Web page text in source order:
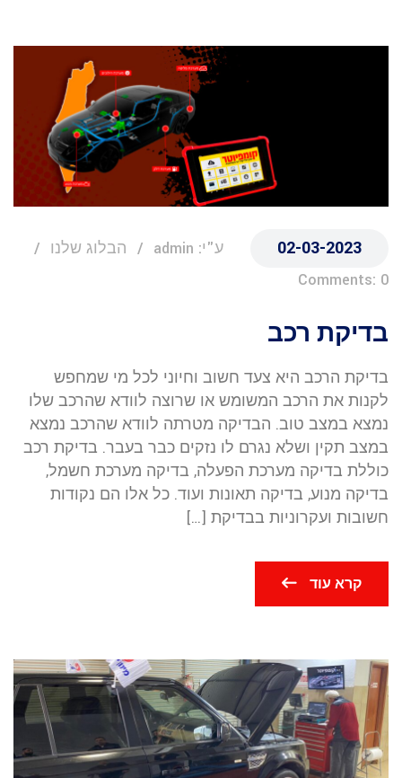
02-03-2023 ע"י: admin
הבלוג שלנו
Comments: 0
בדיקת רכב
בדיקת הרכב היא צעד חשוב וחיוני לכל מי שמחפש
לקנות את הרכב המשומש או שרוצה לוודא שהרכב שלו
נמצא במצב טוב. הבדיקה מטרתה לוודא שהרכב נמצא
במצב תקין ושלא נגרם לו נזקים כבר בעבר. בדיקת רכב
כוללת בדיקה מערכת הפעלה, בדיקה מערכת חשמל,
בדיקה מנוע, בדיקה תאונות ועוד. כל אלו הם נקודות
חשובות ועקרוניות בבדיקת […]
קרא עוד